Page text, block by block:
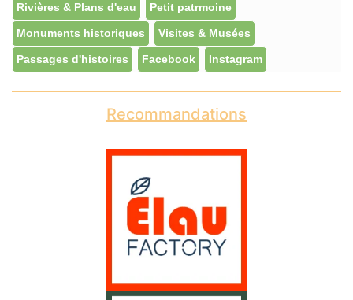
Rivières & Plans d'eau Petit patrmoine
Monuments historiques Visites & Musées
Passages d'histoires Facebook Instagram
Recommandations